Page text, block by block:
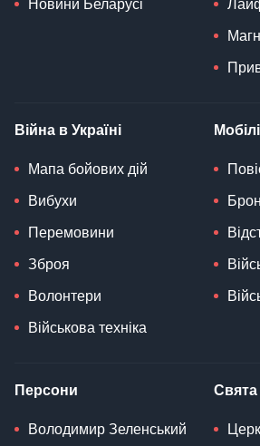
Новини Беларусі
Війна в Україні
Мапа бойових дій
Вибухи
Перемовини
Зброя
Волонтери
Військова техніка
Персони
Володимир Зеленський
Свята